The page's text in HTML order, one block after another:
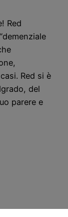
Red
Red si è
del
parere e